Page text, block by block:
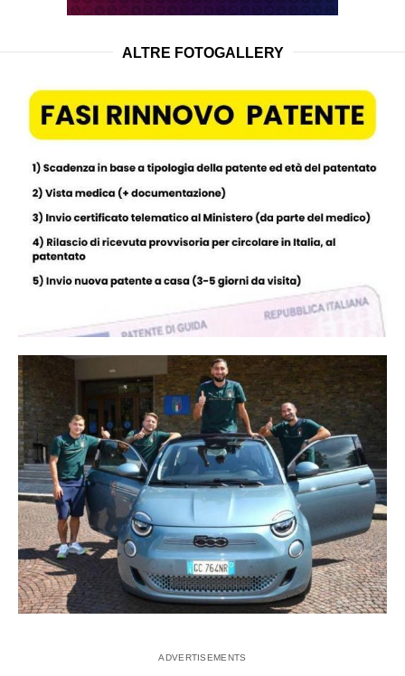
ALTRE FOTOGALLERY